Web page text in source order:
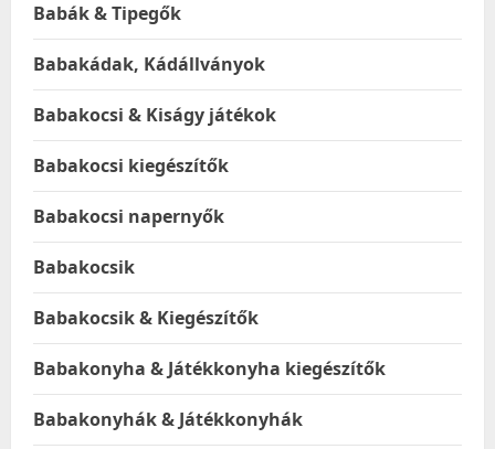
Babák & Tipegők
Babakádak, Kádállványok
Babakocsi & Kiságy játékok
Babakocsi kiegészítők
Babakocsi napernyők
Babakocsik
Babakocsik & Kiegészítők
Babakonyha & Játékkonyha kiegészítők
Babakonyhák & Játékkonyhák